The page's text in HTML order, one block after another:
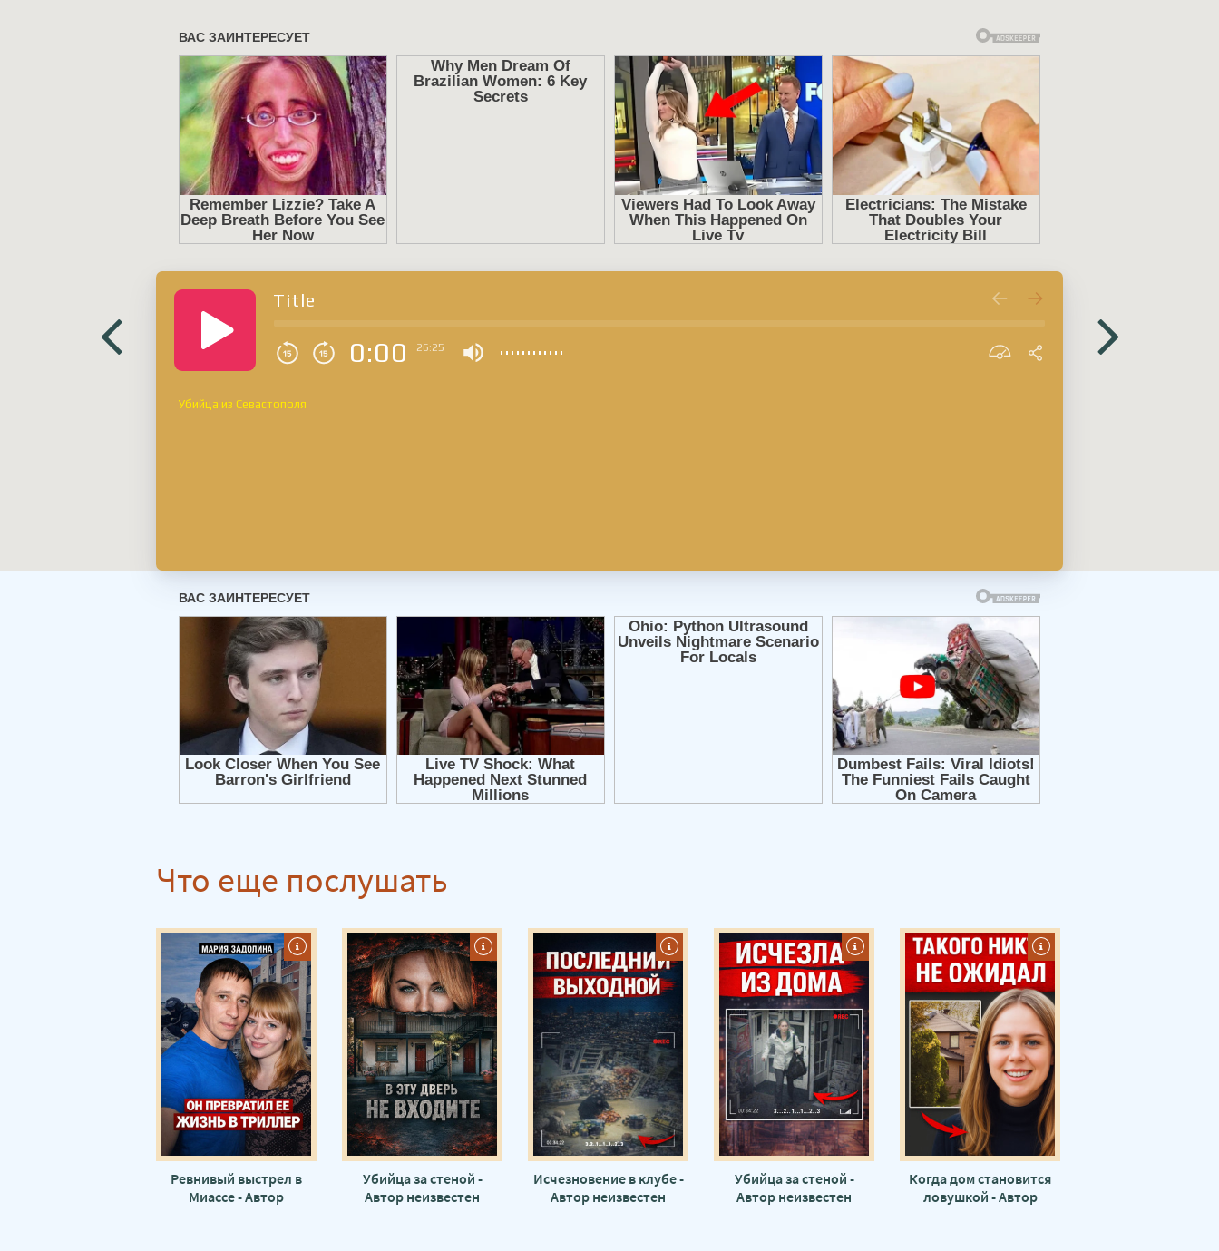
Title
0:00 26:25
Убийца из Севастополя
Что еще послушать
Ревнивый выстрел в
Миассе - Автор
Убийца за стеной -
Автор неизвестен
Исчезновение в клубе -
Автор неизвестен
Убийца за стеной -
Автор неизвестен
Когда дом становится
ловушкой - Автор